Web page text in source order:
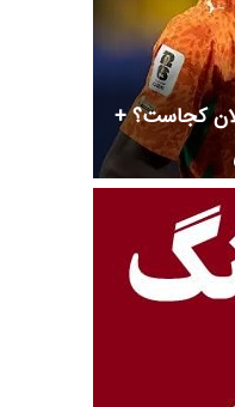
کجاست؟ +